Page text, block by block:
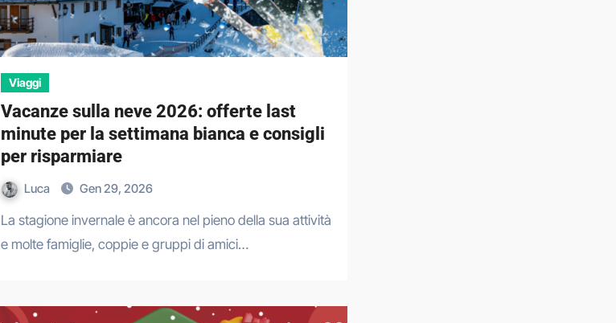
Viaggi
Vacanze sulla neve 2026: offerte last
minute per la settimana bianca e consigli
per risparmiare
Luca Gen 29, 2026
La stagione invernale è ancora nel pieno della sua attività
e molte famiglie, coppie e gruppi di amici…